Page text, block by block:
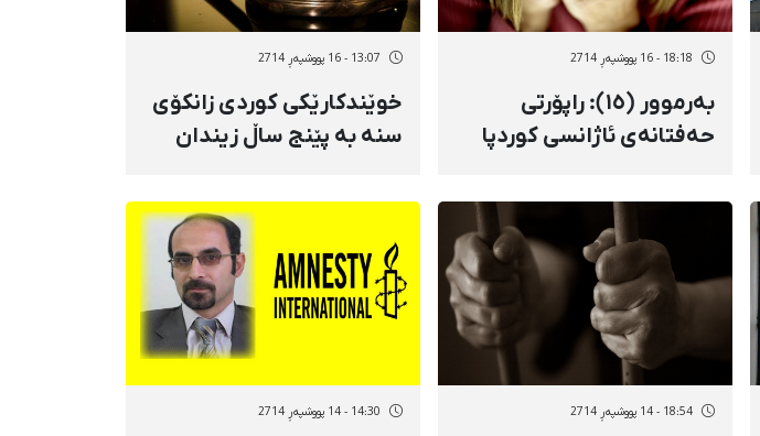
18:18 - 16 پووشپەڕ 2714
بەرموور (١٥): راپۆرتی
حەفتانەی ئاژانسی کوردپا
13:07 - 16 پووشپەڕ 2714
خوێندكارێكی كوردی زانكۆی
سنە بە پێنج ساڵ زیندان
18:54 - 14 پووشپەڕ 2714 14:30 - 14 پووشپەڕ 2714